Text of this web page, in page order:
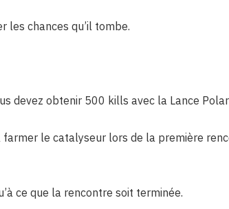
les chances qu’il tombe.
devez obtenir 500 kills avec la Lance
le catalyseur lors de la première
ce que la rencontre soit terminée.